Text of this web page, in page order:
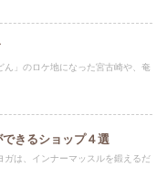
」のロケ地になった宮古崎や、奄
きるショップ４選
は、インナーマッスルを鍛えるだ